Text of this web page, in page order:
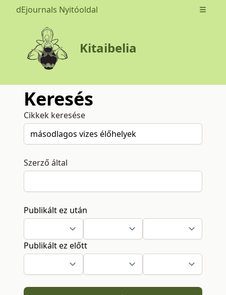
dEjournals Nyitóoldal Open
Kitaibelia
Keresés
Cikkek keresése
Szerző által
Publikált ez után
Publikált ez előtt